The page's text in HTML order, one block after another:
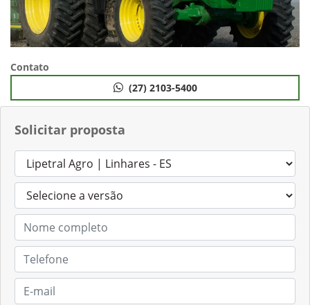
Solicitar proposta
Contato
(27) 2103-5400